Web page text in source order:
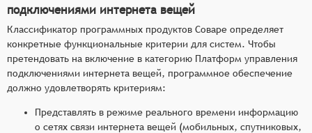
подключениями интернета вещей
Классификатор программных продуктов Соваре определяет
конкретные функциональные критерии для систем. Чтобы
претендовать на включение в категорию Платформ управления
подключениями интернета вещей, программное обеспечение
должно удовлетворять критериям:
Представлять в режиме реального времени информацию
о сетях связи интернета вещей (мобильных, спутниковых,